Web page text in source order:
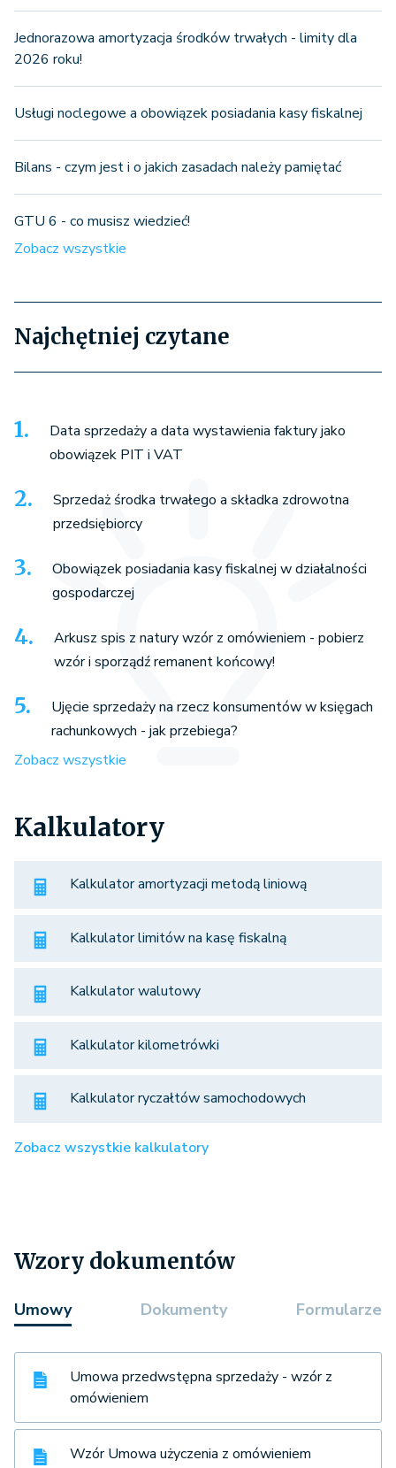
Jednorazowa amortyzacja środków trwałych - limity dla
2026 roku!
Usługi noclegowe a obowiązek posiadania kasy fiskalnej
Bilans - czym jest i o jakich zasadach należy pamiętać
GTU 6 - co musisz wiedzieć!
Zobacz wszystkie
Najchętniej czytane
Data sprzedaży a data wystawienia faktury jako
obowiązek PIT i VAT
Sprzedaż środka trwałego a składka zdrowotna
przedsiębiorcy
Obowiązek posiadania kasy fiskalnej w działalności
gospodarczej
Arkusz spis z natury wzór z omówieniem - pobierz
wzór i sporządź remanent końcowy!
Ujęcie sprzedaży na rzecz konsumentów w księgach
rachunkowych - jak przebiega?
Zobacz wszystkie
Kalkulatory
Kalkulator amortyzacji metodą liniową
Kalkulator limitów na kasę fiskalną
Kalkulator walutowy
Kalkulator kilometrówki
Kalkulator ryczałtów samochodowych
Zobacz wszystkie kalkulatory
Wzory dokumentów
Umowy Dokumenty Formularze
Umowa przedwstępna sprzedaży - wzór z
omówieniem
Wzór Umowa użyczenia z omówieniem